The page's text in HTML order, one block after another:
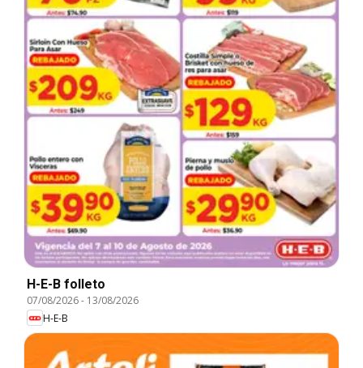
H-E-B folleto
07/08/2026- 13/08/2026
H-E-B